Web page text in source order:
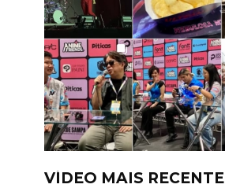
VÍDEO MAIS RECENTE